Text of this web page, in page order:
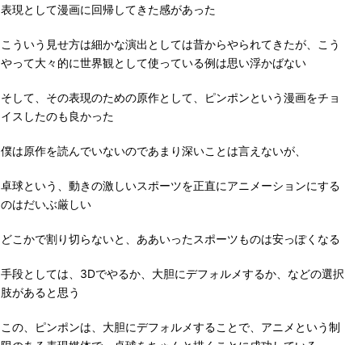
表現として漫画に回帰してきた感があった
こういう見せ方は細かな演出としては昔からやられてきたが、こう
やって大々的に世界観として使っている例は思い浮かばない
そして、その表現のための原作として、ピンポンという漫画をチョ
イスしたのも良かった
僕は原作を読んでいないのであまり深いことは言えないが、
卓球という、動きの激しいスポーツを正直にアニメーションにする
のはだいぶ厳しい
どこかで割り切らないと、ああいったスポーツものは安っぽくなる
手段としては、3Dでやるか、大胆にデフォルメするか、などの選択
肢があると思う
この、ピンポンは、大胆にデフォルメすることで、アニメという制